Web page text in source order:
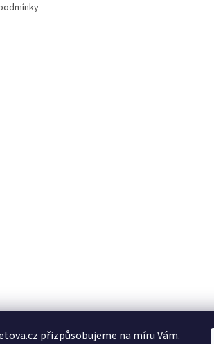
přizpůsobujeme na míru Vám.